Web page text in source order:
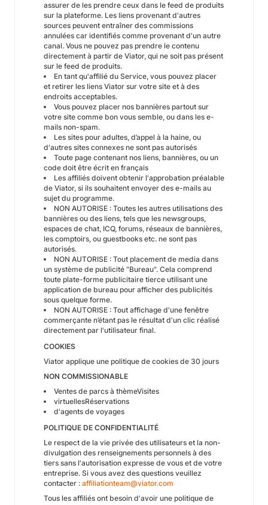
assurer de les prendre ceux dans le feed de produits
sur la plateforme. Les liens provenant d'autres
sources peuvent entraîner des commissions
annulées car identifiés comme provenant d'un autre
canal. Vous ne pouvez pas prendre le contenu
directement à partir de Viator, qui ne soit pas présent
sur le feed de produits.
En tant qu'affilié du Service, vous pouvez placer
et retirer les liens Viator sur votre site et à des
endroits acceptables.
Vous pouvez placer nos bannières partout sur
votre site comme bon vous semble, ou dans les e-
mails non-spam.
Les sites pour adultes, d’appel à la haine, ou
d'autres sites connexes ne sont pas autorisés
Toute page contenant nos liens, bannières, ou un
code doit être écrit en français
Les affiliés doivent obtenir l'approbation préalable
de Viator, si ils souhaitent envoyer des e-mails au
sujet du programme.
NON AUTORISE : Toutes les autres utilisations des
bannières ou des liens, tels que les newsgroups,
espaces de chat, ICQ, forums, réseaux de bannières,
les comptoirs, ou guestbooks etc. ne sont pas
autorisés.
NON AUTORISE : Tout placement de media dans
un système de publicité "Bureau". Cela comprend
toute plate-forme publicitaire tierce utilisant une
application de bureau pour afficher des publicités
sous quelque forme.
NON AUTORISE : Tout affichage d'une fenêtre
commerçante n’étant pas le résultat d'un clic réalisé
directement par l'utilisateur final.
COOKIES
Viator applique une politique de cookies de 30 jours
NON COMMISSIONABLE
Ventes de parcs à thèmeVisites
virtuellesRéservations
d'agents de voyages
POLITIQUE DE CONFIDENTIALITÉ
Le respect de la vie privée des utilisateurs et la non-
divulgation des renseignements personnels à des
tiers sans l'autorisation expresse de vous et de votre
entreprise. Si vous avez des questions veuillez
contacter : affiliationteam@viator.com
Tous les affiliés ont besoin d'avoir une politique de